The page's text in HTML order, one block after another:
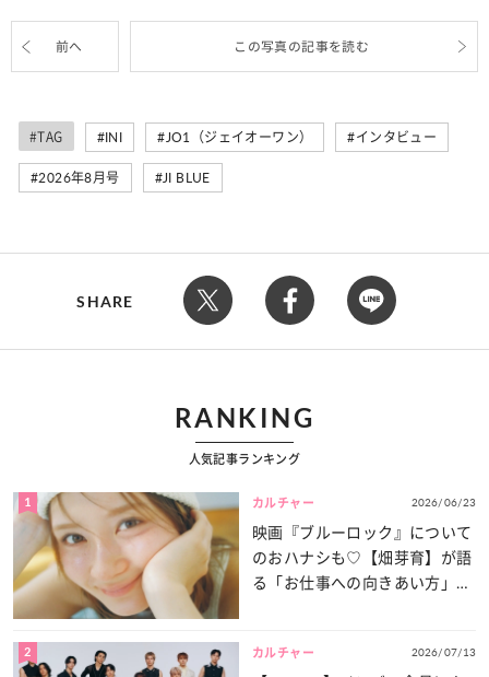
前へ この写真の記事を読む
#TAG INI JO1（ジェイオーワン） インタビュー
2026年8月号 JI BLUE
SHARE
RANKING
人気記事ランキング
1 カルチャー 2026/06/23
映画『ブルーロック』について
のおハナシも♡【畑芽育】が語
る「お仕事への向きあい方」と
2 カルチャー 2026/07/13